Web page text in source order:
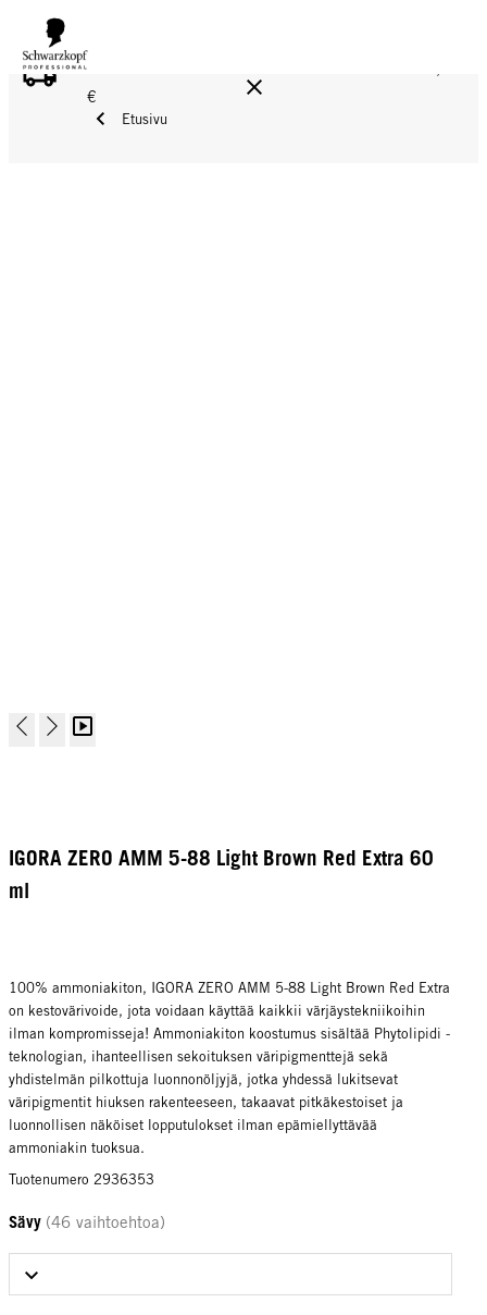
ILMAINEN TOIMITUS YLI 160 € TILAUKSIIN!
€
Etusivu
IGORA ZERO AMM 5-88 Light Brown Red Extra 60
ml
100% ammoniakiton, IGORA ZERO AMM 5-88 Light Brown Red Extra
on kestovärivoide, jota voidaan käyttää kaikkii värjäystekniikoihin
ilman kompromisseja! Ammoniakiton koostumus sisältää Phytolipidi -
teknologian, ihanteellisen sekoituksen väripigmenttejä sekä
yhdistelmän pilkottuja luonnonöljyjä, jotka yhdessä lukitsevat
väripigmentit hiuksen rakenteeseen, takaavat pitkäkestoiset ja
luonnollisen näköiset lopputulokset ilman epämiellyttävää
ammoniakin tuoksua.
Tuotenumero 2936353
Sävy (46 vaihtoehtoa)